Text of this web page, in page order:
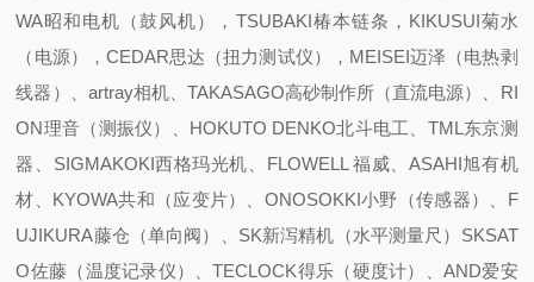
WA昭和电机（鼓风机），TSUBAKI椿本链条，KIKUSUI菊水
（电源），CEDAR思达（扭力测试仪），MEISEI迈泽（电热剥
线器）、artray相机、TAKASAGO高砂制作所（直流电源）、RI
ON理音（测振仪）、HOKUTO DENKO北斗电工、TML东京测
器、SIGMAKOKI西格玛光机、FLOWELL 福威、ASAHI旭有机
材、KYOWA共和（应变片）、ONOSOKKI小野（传感器）、F
UJIKURA藤仓（单向阀）、SK新泻精机（水平测量尺）SKSAT
O佐藤（温度记录仪）、TECLOCK得乐（硬度计）、AND爱安